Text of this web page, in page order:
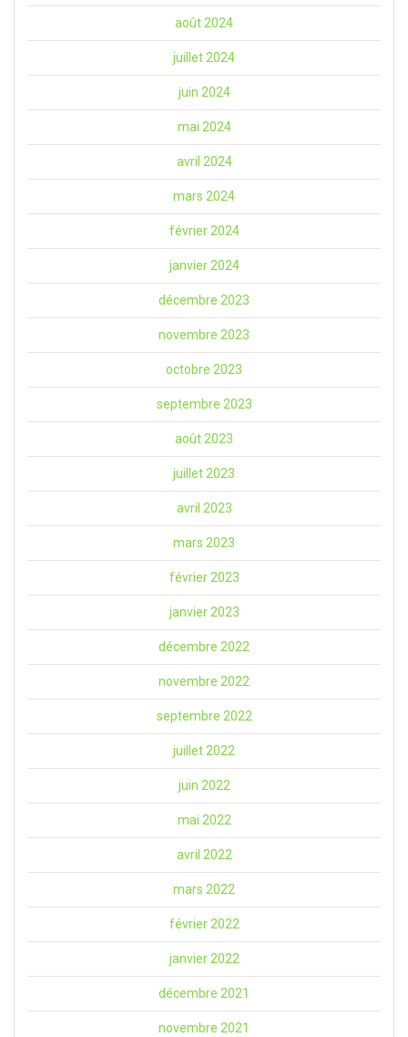
août 2024
juillet 2024
juin 2024
mai 2024
avril 2024
mars 2024
février 2024
janvier 2024
décembre 2023
novembre 2023
octobre 2023
septembre 2023
août 2023
juillet 2023
avril 2023
mars 2023
février 2023
janvier 2023
décembre 2022
novembre 2022
septembre 2022
juillet 2022
juin 2022
mai 2022
avril 2022
mars 2022
février 2022
janvier 2022
décembre 2021
novembre 2021